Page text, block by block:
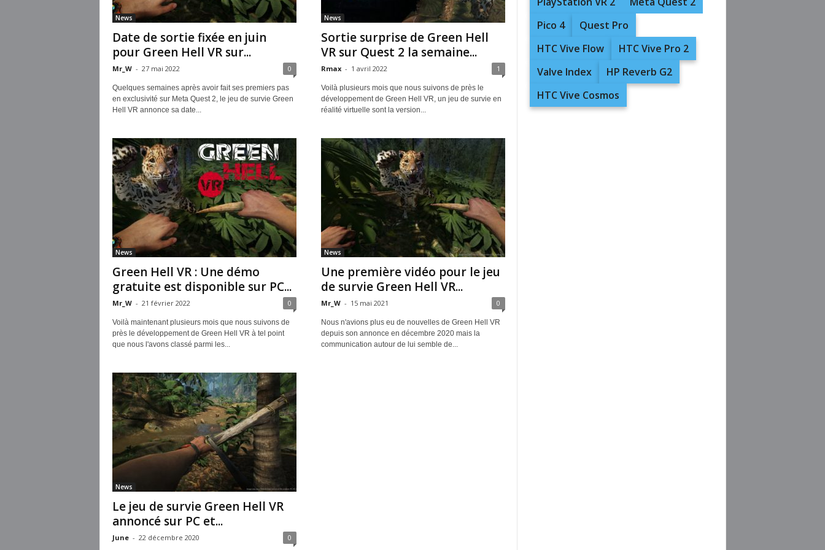
News
Date de sortie fixée en juin
pour Green Hell VR sur...
Mr_W - 27 mai 2022 0
Quelques semaines après avoir fait ses premiers pas
en exclusivité sur Meta Quest 2, le jeu de survie Green
Hell VR annonce sa date...
News
Sortie surprise de Green Hell
VR sur Quest 2 la semaine...
Rmax - 1 avril 2022 1
Voilà plusieurs mois que nous suivons de près le
développement de Green Hell VR, un jeu de survie en
réalité virtuelle sont la version...
News
Green Hell VR : Une démo
gratuite est disponible sur PC...
Mr_W - 21 février 2022 0
Voilà maintenant plusieurs mois que nous suivons de
près le développement de Green Hell VR à tel point
que nous l'avons classé parmi les...
News
Une première vidéo pour le jeu
de survie Green Hell VR...
Mr_W - 15 mai 2021 0
Nous n'avions plus eu de nouvelles de Green Hell VR
depuis son annonce en décembre 2020 mais la
communication autour de lui semble de...
News
Le jeu de survie Green Hell VR
annoncé sur PC et...
June - 22 décembre 2020 0
Pico 4
Quest Pro
HTC Vive Flow
HTC Vive Pro 2
Valve Index
HP Reverb G2
HTC Vive Cosmos